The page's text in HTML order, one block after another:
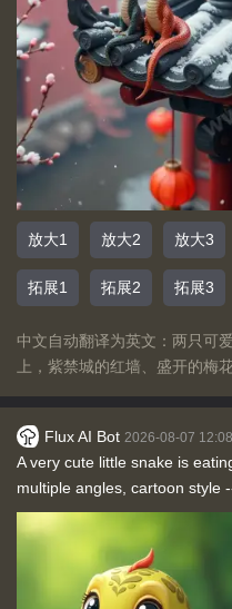
放大1 放大2 放大3
拓展1 拓展2 拓展3
中文自动翻译为英文：两只可
上，紫禁城的红墙、盛开的梅
Flux AI Bot 2026-08-07 12:08
A very cute little snake is
multiple angles, cartoon style